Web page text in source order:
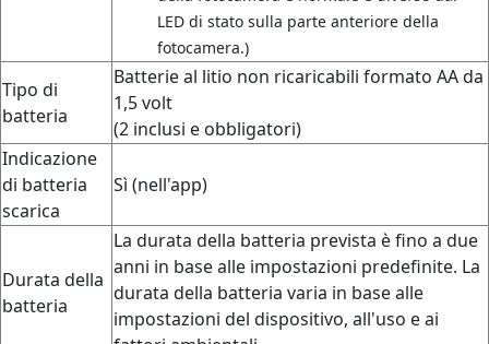
LED di stato sulla parte anteriore della
fotocamera.)
Tipo di
batteria
Batterie al litio non ricaricabili formato AA da
1,5 volt
(2 inclusi e obbligatori)
Indicazione
di batteria
scarica
Sì (nell'app)
Durata della
batteria
La durata della batteria prevista è fino a due
anni in base alle impostazioni predefinite. La
durata della batteria varia in base alle
impostazioni del dispositivo, all'uso e ai